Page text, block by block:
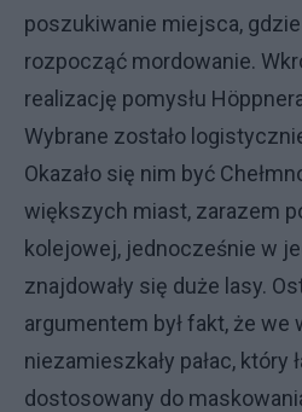
poszukiwanie miejsca,
rozpocząć mordowanie.
realizację pomysłu
Wybrane zostało
Okazało się nim być
większych miast, zarazem
kolejowej, jednocześnie w
znajdowały się duże lasy.
argumentem był fakt, że we
niezamieszkały pałac, który
dostosowany do